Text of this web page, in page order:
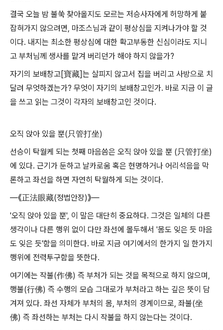
결국 오늘 밤 불쑥 찾아올지도 모르는 저승사자에게 허망하게 붙
잡혀가지 않으려면, 마조스님과 같이 평상심을 지켜나가야 할 것
이다. 내지는 최소한 평상심에 대한 확고부동한 신심이라도 지니
고 부처님께 생사를 맡겨 버리던가 해야 하지 않을가?
자기의 보배창고[寶藏]는 살피지 않고서 집을 버리고 사방으로 치
달려 무엇하겠는가? 무엇이 자기의 보배창고인가. 바로 지금 이 글
을 쓰고 읽는 그것이 각자의 보배창고인 것이다.
오직 앉아 있을 뿐(只管打坐)
선승이 탁월케 되는 첫째 마음씀은 오직 앉아 있을 뿐 (只管打坐)
에 있다. 근기가 둔하고 날카로움 혹은 현명하거나 어리석음을 막
론하고 좌선을 하면 자연히 탁월하게 되는 것이다.
―《正法眼藏(정법안장)》―
'오직 앉아 있을 뿐', 이 말은 대단히 중요하다. 그것은 일체의 다른
생각이나 다른 행위 없이 다만 좌선에 몰두해서 '몸도 잊은 듯 마음
도 잊은 듯'함을 의미한다. 바로 지금 여기에서의 한가지 일 한가지
행위에 전력투구함을 뜻한다.
여기에는 작불(作佛) 즉 부처가 되는 것을 목적으로 하지 않으며,
행불(行佛) 즉 수행의 모습 그대로가 부처라고 하는 깊은 뜻이 담
겨져 있다. 좌선 자체가 부처의 몸, 부처의 경계이므로, 좌불(坐
佛) 즉 좌선하는 부처는 다시 작불을 하지 않는다는 것이다.